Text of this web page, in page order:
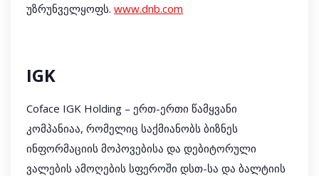
უზრუნველყოფს. www.dnb.com
IGK
Coface IGK Holding – ერთ-ერთი წამყვანი
კომპანიაა, რომელიც საქმიანობს ბიზნეს
ინფორმაციის მოპოვებისა და დებიტორული
ვალების ამოღების სფეროში დსთ-სა და ბალტიის